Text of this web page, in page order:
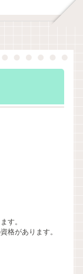
す。
格があります。